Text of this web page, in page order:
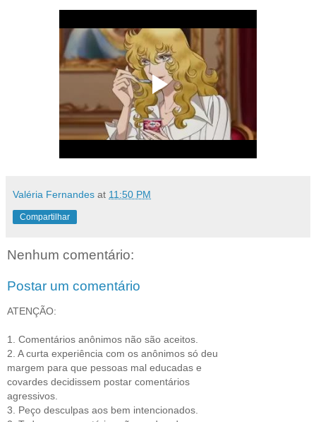
Valéria Fernandes at 11:50 PM
Compartilhar
Nenhum comentário:
Postar um comentário
ATENÇÃO:
1. Comentários anônimos não são aceitos.
2. A curta experiência com os anônimos só deu
margem para que pessoas mal educadas e
covardes decidissem postar comentários
agressivos.
3. Peço desculpas aos bem intencionados.